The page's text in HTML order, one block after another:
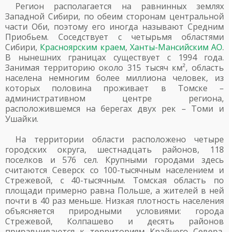
Регион располагается на равнинных землях
Западной Сибири, по обеим сторонам центральной
части Оби, поэтому его иногда называют Средним
Приобьем. Соседствует с четырьмя областями
Сибири, Красноярским краем, Ханты-Мансийским АО.
В нынешних границах существует с 1994 года.
Занимая территорию около 315 тысяч км², область
населена немногим более миллиона человек, из
которых половина проживает в Томске –
административном центре региона,
расположившемся на берегах двух рек – Томи и
Ушайки.
На территории области расположено четыре
городских округа, шестнадцать районов, 118
поселков и 576 сел. Крупными городами здесь
считаются Северск со 100-тысячным населением и
Стрежевой, с 40-тысячным. Томская область по
площади примерно равна Польше, а жителей в ней
почти в 40 раз меньше. Низкая плотность населения
объясняется природными условиями: города
Стрежевой, Колпашево и десять районов